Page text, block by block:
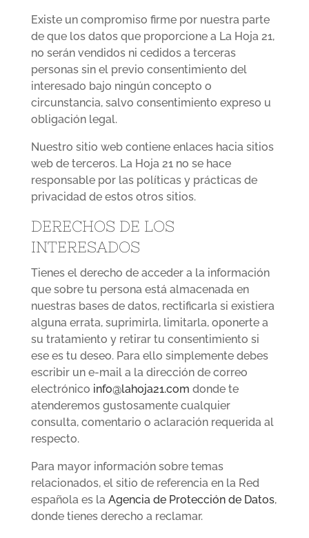
Existe un compromiso firme por nuestra parte
de que los datos que proporcione a La Hoja 21,
no serán vendidos ni cedidos a terceras
personas sin el previo consentimiento del
interesado bajo ningún concepto o
circunstancia, salvo consentimiento expreso u
obligación legal.
Nuestro sitio web contiene enlaces hacia sitios
web de terceros. La Hoja 21 no se hace
responsable por las políticas y prácticas de
privacidad de estos otros sitios.
DERECHOS DE LOS
INTERESADOS
Tienes el derecho de acceder a la información
que sobre tu persona está almacenada en
nuestras bases de datos, rectificarla si existiera
alguna errata, suprimirla, limitarla, oponerte a
su tratamiento y retirar tu consentimiento si
ese es tu deseo. Para ello simplemente debes
escribir un e-mail a la dirección de correo
electrónico info@lahoja21.com donde te
atenderemos gustosamente cualquier
consulta, comentario o aclaración requerida al
respecto.
Para mayor información sobre temas
relacionados, el sitio de referencia en la Red
española es la Agencia de Protección de Datos,
donde tienes derecho a reclamar.